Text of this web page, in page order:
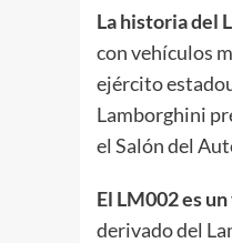
La historia del
con vehículos
ejército
Lamborghini
el Salón del
El LM002 es
derivado del